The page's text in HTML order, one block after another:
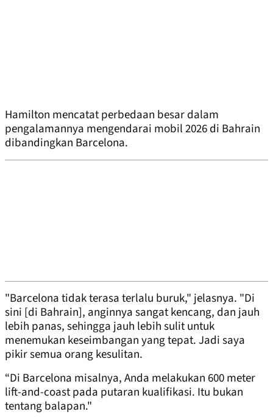
Hamilton mencatat perbedaan besar dalam
pengalamannya mengendarai mobil 2026 di Bahrain
dibandingkan Barcelona.
"Barcelona tidak terasa terlalu buruk," jelasnya. "Di
sini [di Bahrain], anginnya sangat kencang, dan jauh
lebih panas, sehingga jauh lebih sulit untuk
menemukan keseimbangan yang tepat. Jadi saya
pikir semua orang kesulitan.
“Di Barcelona misalnya, Anda melakukan 600 meter
lift-and-coast pada putaran kualifikasi. Itu bukan
tentang balapan."